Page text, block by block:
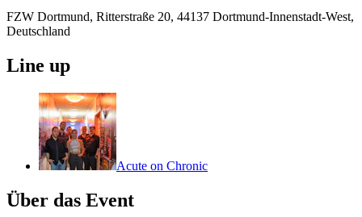
FZW Dortmund, Ritterstraße 20, 44137 Dortmund-Innenstadt-West,
Deutschland
Line up
Acute on Chronic
Über das Event